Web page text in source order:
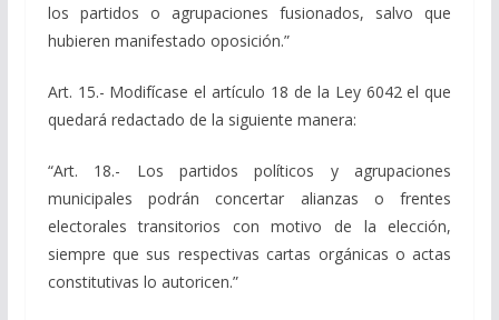
los partidos o agrupaciones fusionados, salvo que
hubieren manifestado oposición.”
Art. 15.- Modifícase el artículo 18 de la Ley 6042 el que
quedará redactado de la siguiente manera:
“Art. 18.- Los partidos políticos y agrupaciones
municipales podrán concertar alianzas o frentes
electorales transitorios con motivo de la elección,
siempre que sus respectivas cartas orgánicas o actas
constitutivas lo autoricen.”